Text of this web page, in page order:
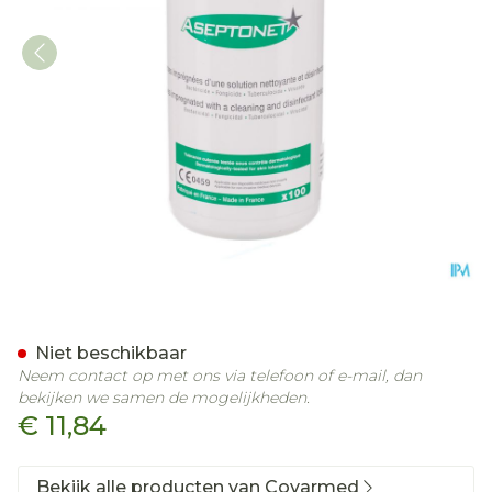
€ 11,84
Niet beschikbaar
Neem contact op met ons via telefoon of e-mail, dan
bekijken we samen de mogelijkheden.
Bekijk alle producten van Covarmed